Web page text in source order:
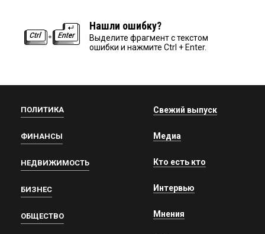
Нашли ошибку?
Выделите фрагмент с текстом
ошибки и нажмите Ctrl + Enter.
ПОЛИТИКА
ФИНАНСЫ
НЕДВИЖИМОСТЬ
БИЗНЕС
ОБЩЕСТВО
Свежий выпуск
Медиа
Кто есть кто
Интервью
Мнения